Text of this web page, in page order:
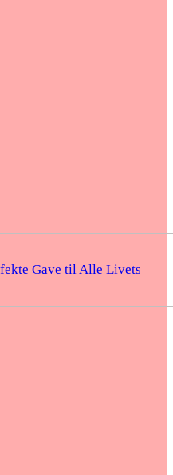
Gave til Alle Livets